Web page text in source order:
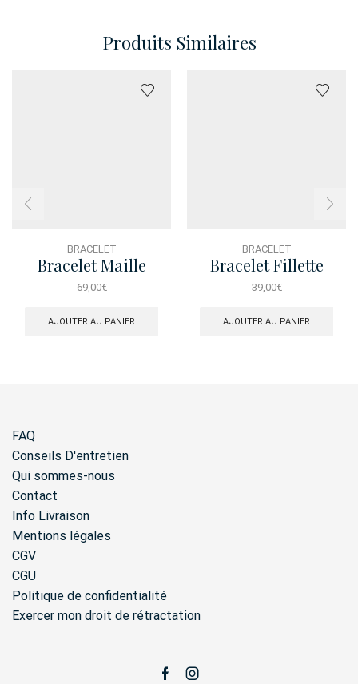
Produits Similaires
BRACELET
Bracelet Maille
Marine Ancre
69,00€
AJOUTER AU PANIER
BRACELET
Bracelet Fillette
Dauphin Bleu
39,00€
AJOUTER AU PANIER
FAQ
Conseils D'entretien
Qui sommes-nous
Contact
Info Livraison
Mentions légales
CGV
CGU
Politique de confidentialité
Exercer mon droit de rétractation